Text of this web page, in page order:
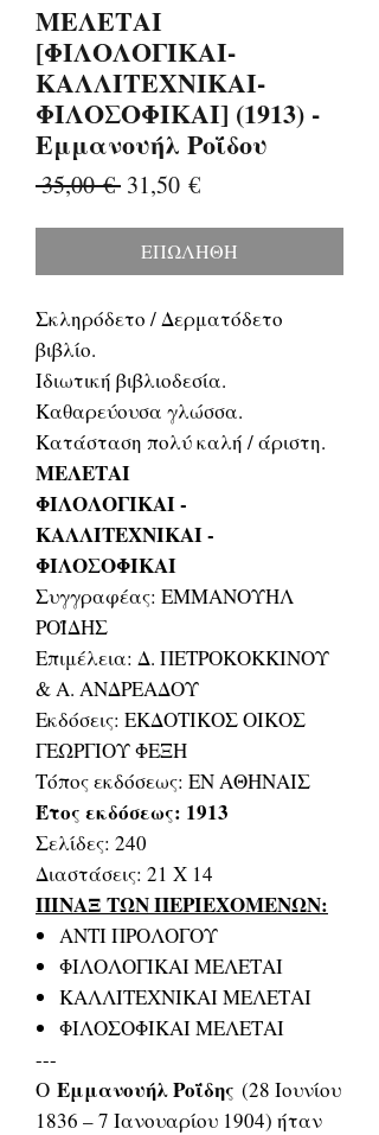
ΜΕΛΕΤΑΙ
[ΦΙΛΟΛΟΓΙΚΑΙ-
ΚΑΛΛΙΤΕΧΝΙΚΑΙ-
ΦΙΛΟΣΟΦΙΚΑΙ] (1913) -
Εμμανουήλ Ροΐδου
35,00 € Κανονική
31,50 €Τιμή
ΕΠΩΛΗΘΗ
Σκληρόδετο / Δερματόδετο
βιβλίο.
Ιδιωτική βιβλιοδεσία.
Καθαρεύουσα γλώσσα.
Κατάσταση πολύ καλή / άριστη.
ΜΕΛΕΤΑΙ
ΦΙΛΟΛΟΓΙΚΑΙ -
ΚΑΛΛΙΤΕΧΝΙΚΑΙ -
ΦΙΛΟΣΟΦΙΚΑΙ
Συγγραφέας: ΕΜΜΑΝΟΥΗΛ
ΡΟΪΔΗΣ
Επιμέλεια: Δ. ΠΕΤΡΟΚΟΚΚΙΝΟΥ
& Α. ΑΝΔΡΕΑΔΟΥ
Εκδόσεις: ΕΚΔΟΤΙΚΟΣ ΟΙΚΟΣ
ΓΕΩΡΓΙΟΥ ΦΕΞΗ
Τόπος εκδόσεως: ΕΝ ΑΘΗΝΑΙΣ
Έτος εκδόσεως: 1913
Σελίδες: 240
Διαστάσεις: 21 Χ 14
ΠΙΝΑΞ ΤΩΝ ΠΕΡΙΕΧΟΜΕΝΩΝ:
ΑΝΤΙ ΠΡΟΛΟΓΟΥ
ΦΙΛΟΛΟΓΙΚΑΙ ΜΕΛΕΤΑΙ
ΚΑΛΛΙΤΕΧΝΙΚΑΙ ΜΕΛΕΤΑΙ
ΦΙΛΟΣΟΦΙΚΑΙ ΜΕΛΕΤΑΙ
---
Ο Εμμανουήλ Ροΐδης (28 Ιουνίου
1836 – 7 Ιανουαρίου 1904) ήταν